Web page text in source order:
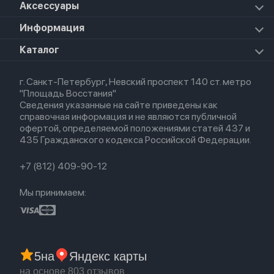
iPad Mini 7 (2024)
iPad Pro 11 M5 (2025)
Apple Watch Ultra
Apple Watch Series 8
Apple Watch SE 2022
Mac Studio
Airpods Pro 3
Airpods Pro
Airpods 3
Airpods (1-е)
EarPods
Apple Vision Pro
Apple TV
HomePod 2
Аксессуары
Для iPhone
Для Macbook
Информация
О магазине
Политика конфиденциальности
Оплата и доставка
Партнерская программа
Гарантия
Обмен и возврат
Бонусы
Каталог
Новые поступления
Популярное
Акции
г. Санкт-Петербург, Невский проспект 140 ст. метро
"Площадь Восстания"
Сведения указанные на сайте приведены как
справочная информация и не являются публичной
офертой, определяемой положениями статей 437 и
435 Гражданского кодекса Российской Федерации.
+7 (812) 409-90-12
Мы принимаем:
5на Яндекс карты
на основе 803 отзывов